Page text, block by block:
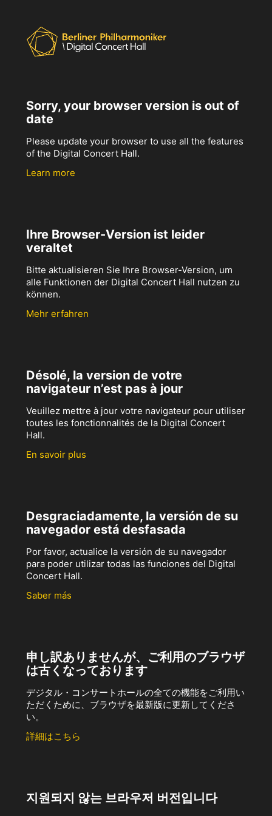
Sorry, your browser version is out of
date
Please update your browser to use all the features
of the Digital Concert Hall.
Learn more
Ihre Browser-Version ist leider
veraltet
Bitte aktualisieren Sie Ihre Browser-Version, um
alle Funktionen der Digital Concert Hall nutzen zu
können.
Mehr erfahren
Désolé, la version de votre
navigateur n’est pas à jour
Veuillez mettre à jour votre navigateur pour utiliser
toutes les fonctionnalités de la Digital Concert
Hall.
En savoir plus
Desgraciadamente, la versión de su
navegador está desfasada
Por favor, actualice la versión de su navegador
para poder utilizar todas las funciones del Digital
Concert Hall.
Saber más
申し訳ありませんが、ご利用のブラウザ
は古くなっております
デジタル・コンサートホールの全ての機能をご利用い
ただくために、ブラウザを最新版に更新してくださ
い。
詳細はこちら
지원되지 않는 브라우저 버전입니다